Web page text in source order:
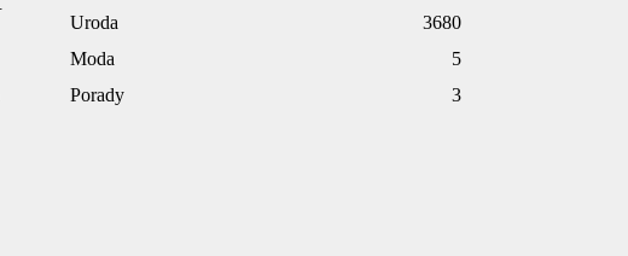
Uroda
3680
Moda
5
Porady
3